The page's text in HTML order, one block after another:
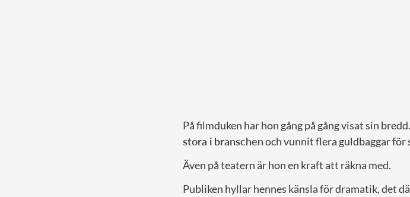
På filmduken har hon gång på gång visat sin
stora i branschenoch vunnit flera guldbaggar för
Även på teatern är hon en kraft att räkna med.
Publiken hyllar hennes känsla för dramatik, det